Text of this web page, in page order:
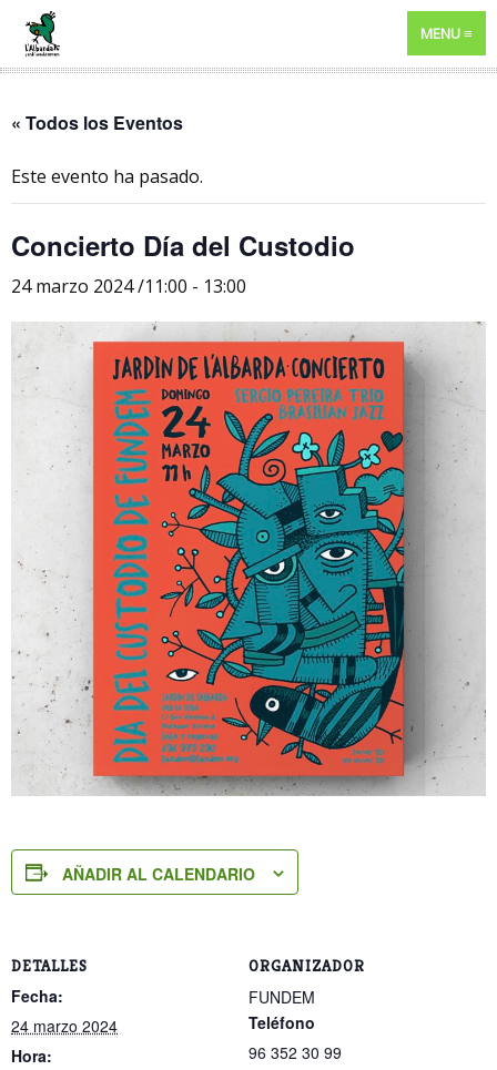
MENU
« Todos los Eventos
Este evento ha pasado.
Concierto Día del Custodio
24 marzo 2024 /11:00 - 13:00
AÑADIR AL CALENDARIO
DETALLES
Fecha:
24 marzo 2024
Hora:
ORGANIZADOR
FUNDEM
Teléfono
96 352 30 99